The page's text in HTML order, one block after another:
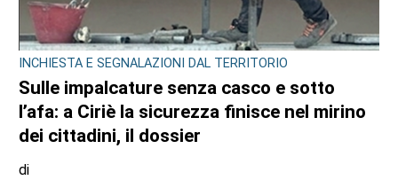
INCHIESTA E SEGNALAZIONI DAL TERRITORIO
Sulle impalcature senza casco e sotto
l’afa: a Ciriè la sicurezza finisce nel mirino
dei cittadini, il dossier
di